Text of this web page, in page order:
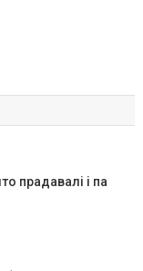
прадавалі і па